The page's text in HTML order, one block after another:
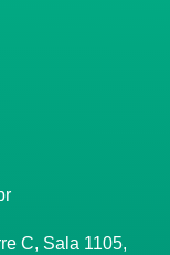
C, Sala 1105,